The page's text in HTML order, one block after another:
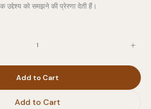
उद्देश्य को समझने की प्रेरणा देती हैं।
Add to Cart
Add to Cart